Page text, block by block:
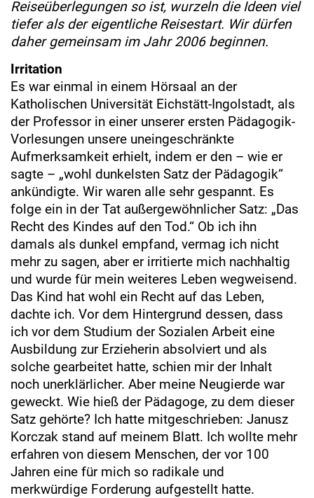
Reiseüberlegungen so ist, wurzeln die Ideen viel
tiefer als der eigentliche Reisestart. Wir dürfen
daher gemeinsam im Jahr 2006 beginnen.
Irritation
Es war einmal in einem Hörsaal an der
Katholischen Universität Eichstätt-Ingolstadt, als
der Professor in einer unserer ersten Pädagogik-
Vorlesungen unsere uneingeschränkte
Aufmerksamkeit erhielt, indem er den – wie er
sagte – „wohl dunkelsten Satz der Pädagogik“
ankündigte. Wir waren alle sehr gespannt. Es
folge ein in der Tat außergewöhnlicher Satz: „Das
Recht des Kindes auf den Tod.“ Ob ich ihn
damals als dunkel empfand, vermag ich nicht
mehr zu sagen, aber er irritierte mich nachhaltig
und wurde für mein weiteres Leben wegweisend.
Das Kind hat wohl ein Recht auf das Leben,
dachte ich. Vor dem Hintergrund dessen, dass
ich vor dem Studium der Sozialen Arbeit eine
Ausbildung zur Erzieherin absolviert und als
solche gearbeitet hatte, schien mir der Inhalt
noch unerklärlicher. Aber meine Neugierde war
geweckt. Wie hieß der Pädagoge, zu dem dieser
Satz gehörte? Ich hatte mitgeschrieben: Janusz
Korczak stand auf meinem Blatt. Ich wollte mehr
erfahren von diesem Menschen, der vor 100
Jahren eine für mich so radikale und
merkwürdige Forderung aufgestellt hatte.